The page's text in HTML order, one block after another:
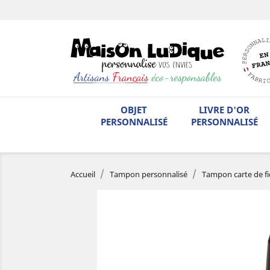
OBJET
PERSONNALISÉ
LIVRE D'OR
PERSONNALISÉ
Accueil Tampon personnalisé Tampon carte de